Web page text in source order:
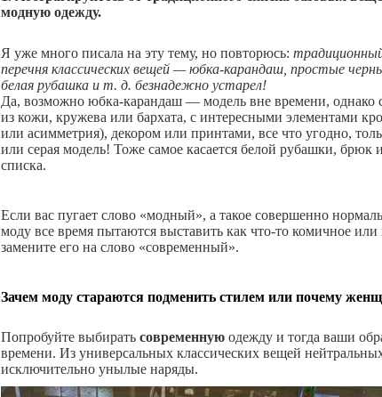
модную одежду.
Я уже много писала на эту тему, но повторюсь:
перечня классических вещей — юбка-карандаш, простые
белая рубашка и т. д. безнадежно устарел!
Да, возможно юбка-карандаш — модель вне времени, однако
из кожи, кружева или бархата, с интересными элементами
или асимметрия), декором или принтами, все что угодно,
или серая модель! Тоже самое касается белой рубашки,
списка.
Если вас пугает слово «модный», а такое совершенно
моду все время пытаются выставить как что-то комичное
замените его на слово «современный».
Зачем моду стараются подменить стилем или почему
Попробуйте выбирать современную одежду и тогда ваши
времени. Из универсальных классических вещей
исключительно унылые наряды.